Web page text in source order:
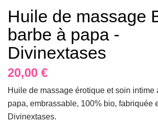
Huile de massage
barbe à papa -
Divinextases
20,00 €
Huile de massage érotique et soin intime
papa, embrassable, 100% bio, fabriquée
Divinextases.